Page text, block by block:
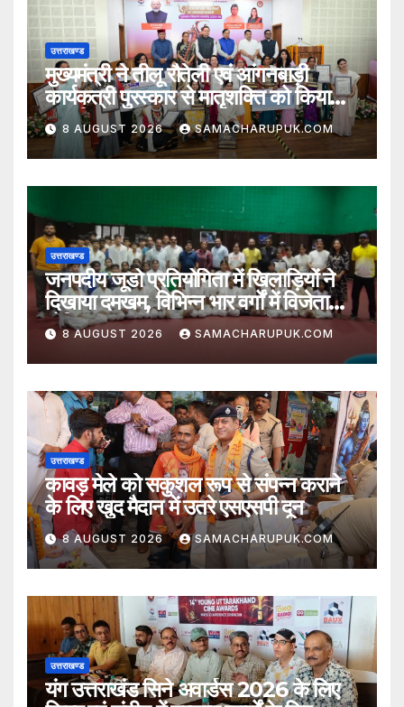
उत्तराखण्ड
मुख्यमंत्री ने तीलू रौतेली एवं आंगनबाड़ी
कार्यकत्री पुरस्कार से मातृशक्ति को किया
सम्मानित
8 AUGUST 2026 SAMACHARUPUK.COM
उत्तराखण्ड
जनपदीय जूडो प्रतियोगिता में खिलाड़ियों ने
दिखाया दमखम, विभिन्न भार वर्गों में विजेता
घोषित
8 AUGUST 2026 SAMACHARUPUK.COM
उत्तराखण्ड
कावड़ मेले को सकुशल रूप से संपन्न कराने
के लिए खुद मैदान में उतरे एसएसपी दून
8 AUGUST 2026 SAMACHARUPUK.COM
उत्तराखण्ड
यंग उत्तराखंड सिने अवार्डस 2026 के लिए